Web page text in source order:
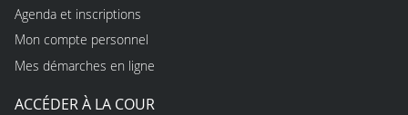
Agenda et inscriptions
Mon compte personnel
Mes démarches en ligne
ACCÉDER À LA COUR